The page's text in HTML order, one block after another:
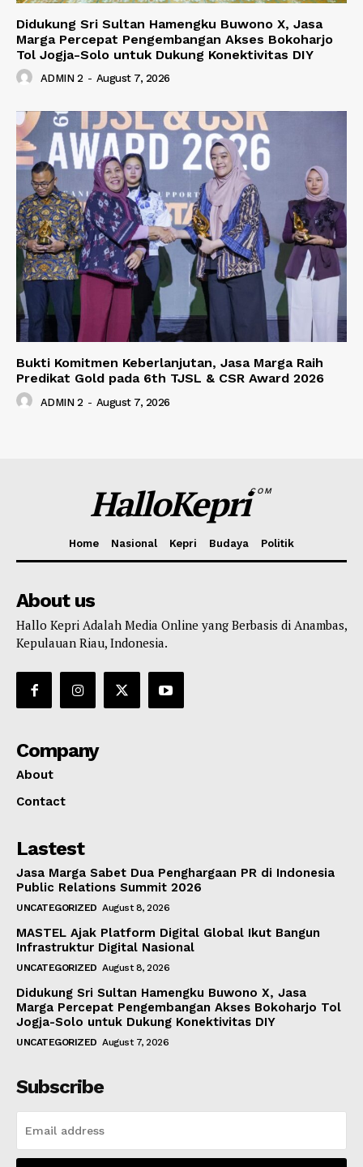
Didukung Sri Sultan Hamengku Buwono X, Jasa
Marga Percepat Pengembangan Akses Bokoharjo
Tol Jogja-Solo untuk Dukung Konektivitas DIY
ADMIN 2 - August 7, 2026
Bukti Komitmen Keberlanjutan, Jasa Marga Raih
Predikat Gold pada 6th TJSL & CSR Award 2026
ADMIN 2 - August 7, 2026
HalloKepriCOM
Home Nasional Kepri Budaya Politik
About us
Hallo Kepri Adalah Media Online yang Berbasis di Anambas,
Kepulauan Riau, Indonesia.
Company
About
Contact
Lastest
Jasa Marga Sabet Dua Penghargaan PR di Indonesia
Public Relations Summit 2026
UNCATEGORIZED August 8, 2026
MASTEL Ajak Platform Digital Global Ikut Bangun
Infrastruktur Digital Nasional
UNCATEGORIZED August 8, 2026
Didukung Sri Sultan Hamengku Buwono X, Jasa
Marga Percepat Pengembangan Akses Bokoharjo Tol
Jogja-Solo untuk Dukung Konektivitas DIY
UNCATEGORIZED August 7, 2026
Subscribe